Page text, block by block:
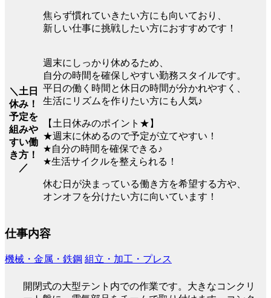
焦らず慣れていきたい方にも向いており、
新しい仕事に挑戦したい方におすすめです！
＼土日
休み！
予定を
組みや
すい働
き方！
／
週末にしっかり休めるため、
自分の時間を確保しやすい勤務スタイルです。
平日の働く時間と休日の時間が分かれやすく、
生活にリズムを作りたい方にも人気♪
【土日休みのポイント★】
★週末に休めるので予定が立てやすい！
★自分の時間を確保できる♪
★生活サイクルを整えられる！
休む日が決まっている働き方を希望する方や、
オンオフを分けたい方に向いています！
仕事内容
機械・金属・鉄鋼 組立・加工・プレス
開閉式の大型テント内での作業です。大きなコンクリ